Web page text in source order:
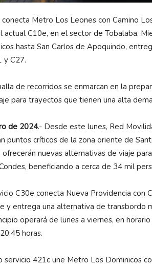
Metro Los Leones con Camino
actual C10e, en el sector de Tobalaba.
hasta San Carlos de Apoquindo,
y C27.
de recorridos se enmarcan en la
para trayectos que tienen una alta
de 2024.- Desde este lunes, Red
puntos críticos de la zona oriente de
nuevas alternativas de viaje
beneficiando a cerca de 34 mil
C30e conecta Nueva Providencia con
y entrega una alternativa de transbordo
operará de lunes a viernes, en
horas.
servicio 421c une Metro Los Dominicos